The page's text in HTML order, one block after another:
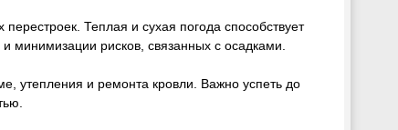
Теплая и сухая погода способствует
минимизации рисков, связанных с осадками.
утепления и ремонта кровли. Важно успеть до